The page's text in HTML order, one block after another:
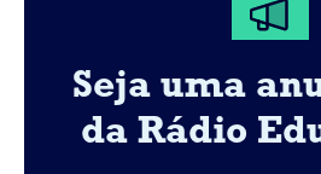
Seja uma
da Rádio